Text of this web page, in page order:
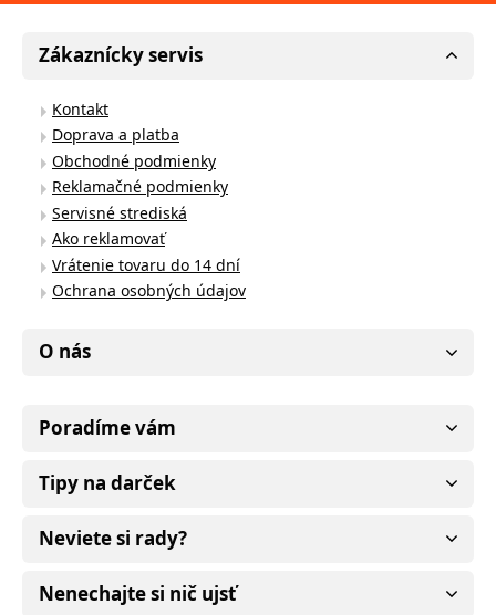
Zákaznícky servis
Kontakt
Doprava a platba
Obchodné podmienky
Reklamačné podmienky
Servisné strediská
Ako reklamovať
Vrátenie tovaru do 14 dní
Ochrana osobných údajov
O nás
Poradíme vám
Tipy na darček
Neviete si rady?
Nenechajte si nič ujsť